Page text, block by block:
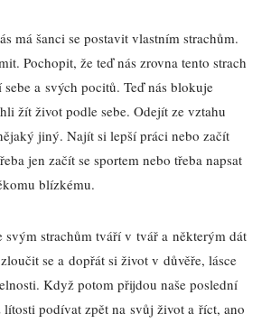
má šanci se postavit vlastním strachům.
Pochopit, že teď nás zrovna tento strach
a svých pocitů. Teď nás blokuje
žít život podle sebe. Odejít ze vztahu
jiný. Najít si lepší práci nebo začít
jen začít se sportem nebo třeba napsat
blízkému.
svým strachům tváří v tvář a některým dát
se a dopřát si život v důvěře, lásce
Když potom přijdou naše poslední
lítosti podívat zpět na svůj život a říct, ano